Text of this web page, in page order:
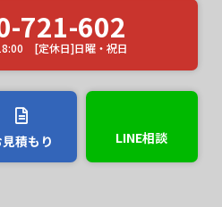
721-602
[定休日]日曜・祝日
見積もり LINE相談